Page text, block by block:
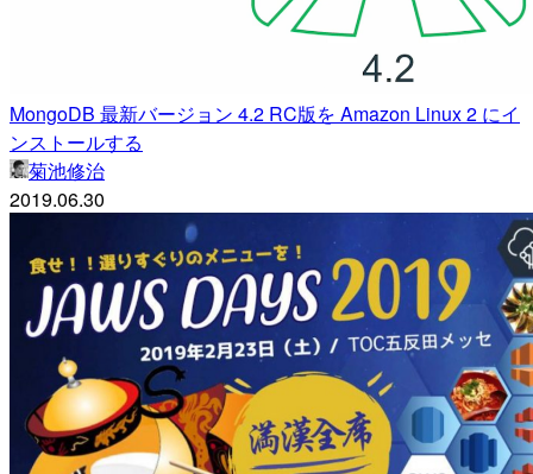
MongoDB 最新バージョン 4.2 RC版を Amazon Linux 2 にイ
ンストールする
菊池修治
2019.06.30